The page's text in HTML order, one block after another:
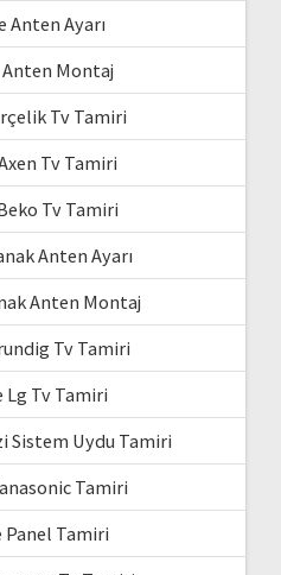
Anten Ayarı
Anten Montaj
Tv Tamiri
Tv Tamiri
Tv Tamiri
Anten Ayarı
Anten Montaj
Tv Tamiri
Lg Tv Tamiri
Sistem Uydu Tamiri
Tamiri
Panel Tamiri